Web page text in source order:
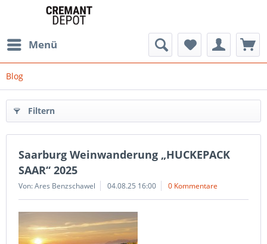
Menü
Blog
Filtern
Saarburg Weinwanderung „HUCKEPACK
SAAR“ 2025
Von: Ares Benzschawel 04.08.25 16:00 0 Kommentare